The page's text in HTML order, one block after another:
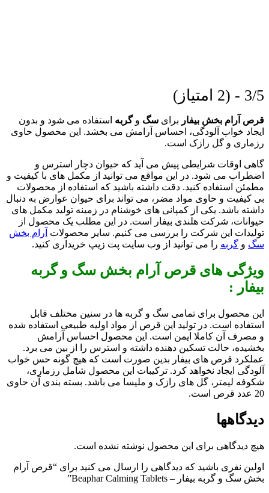
3/5 - (2 امتیاز)
قرص آرام بخش بیفار برای سگ وگربه استفاده می شود و بدون
ایجاد خواب آلودگی، احساس آرامش می بخشد. این محصول حاوی
رزماری و گل رازک است.
گاهی اوقات شرایطی پیش می آید که حیوان دچار استرس و
اضطراب می شود. در این مواقع می توانید از مکمل های با کیفیت و
مطمئن استفاده کنید. دقت داشته باشید که استفاده از محصولات
بی کیفیت و حاوی مواد مضر، می تواند برای حیوان عوارض به دنبال
داشته باشد. یکی از کمپانی های خوشنام در زمینه تولید مکمل های
حیوانات، شرکت هلندی بیفار است. در این مطلب یک محصول از
تولیدات این شرکت را بررسی می کنیم. سایر محصولات آرام بخش
سگ و گربه را می توانید از وب سایت پت زیپ خریداری کنید.
ویژگی های قرص آرام بخش سگ و گربه
بیفار :
این محصول برای تمامی سگ و گربه ها در سنین مختلف قابل
استفاده است. در تولید این قرص از مواد اولیه طبیعی استفاده شده
و مصرف آن کاملا ایمن است. این محصول احساس آرامش
بخشیده، حالت تسکین دهنده داشته و استرس را از بین می برد.
عملکرد قرص های بیفار بدین صورت است که هیچ گونه حس خواب
آلودگی ایجاد نخواهد کرد. ترکیبات این محصول شامل رزماری،
شکوفه لیمتر، گل های رازک و ملیسا می باشد. بسته بندی آن حاوی
20 عدد قرص است.
دیدگاهها
هیچ دیدگاهی برای این محصول نوشته نشده است.
اولین نفری باشید که دیدگاهی را ارسال می کنید برای “قرص آرام
بخش سگ و گربه بیفار – Beaphar Calming Tablets”